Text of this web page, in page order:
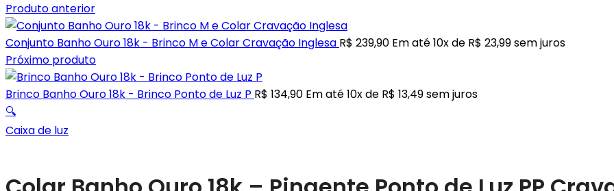
Produto anterior
Conjunto Banho Ouro 18k - Brinco M e Colar Cravação Inglesa R$ 239,90 Em até 10x de R$ 23,99sem juros
Próximo produto
Brinco Banho Ouro 18k - Brinco Ponto de Luz P R$ 134,90 Em até 10x de R$ 13,49sem juros
🔍
Caixa de luz